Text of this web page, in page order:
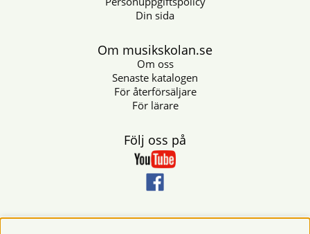
Din sida
Om musikskolan.se
Om oss
Senaste katalogen
För återförsäljare
För lärare
Följ oss på
Nyhetsbrev